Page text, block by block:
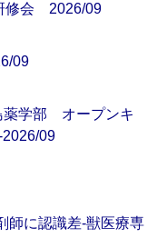
修会 2026/09
09
学部 オープンキ
09
師に認識差‐獣医療専